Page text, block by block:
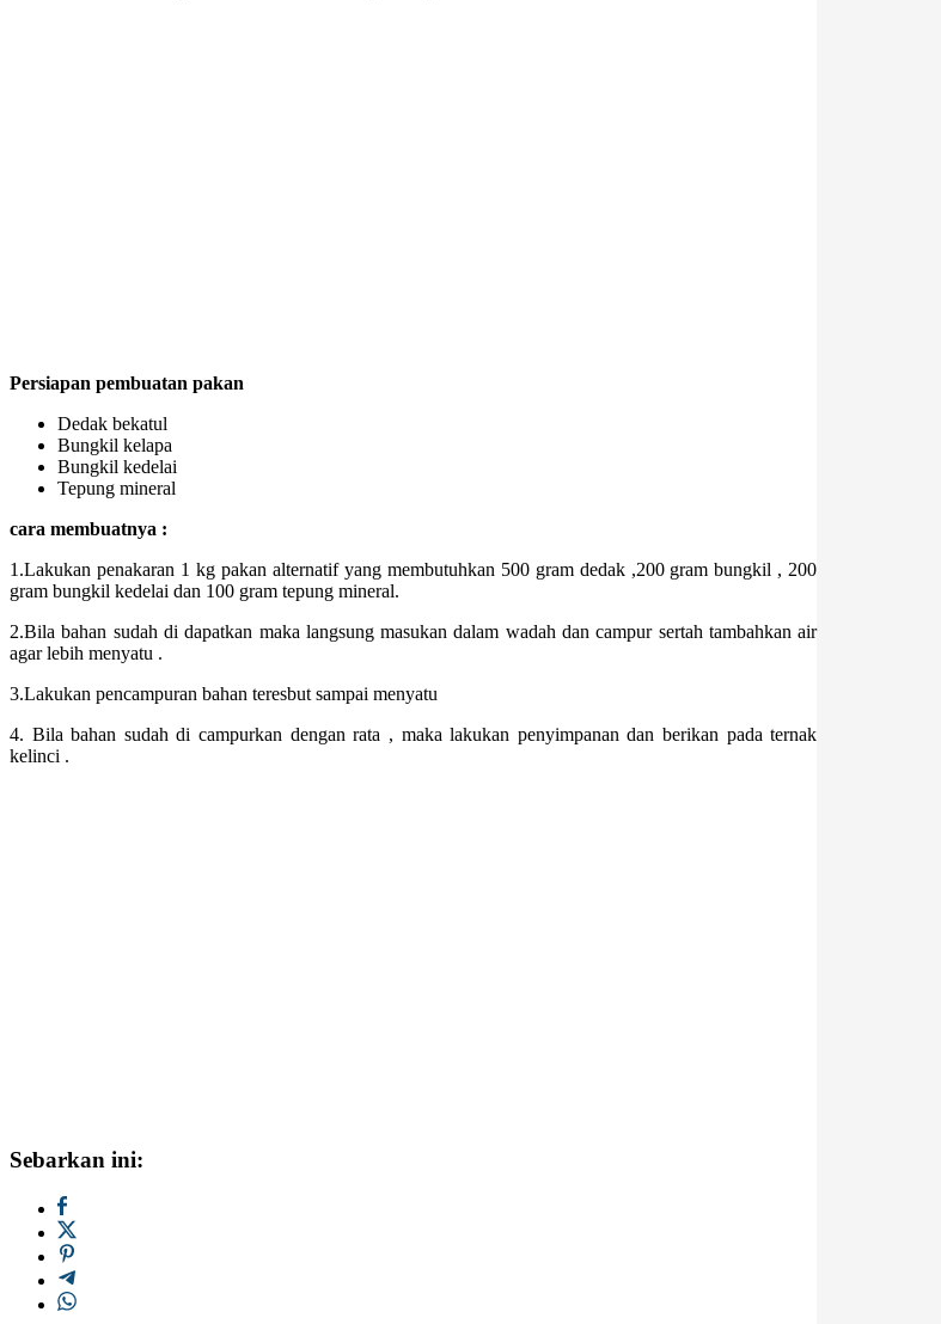
Persiapan pembuatan pakan
Dedak bekatul
Bungkil kelapa
Bungkil kedelai
Tepung mineral
cara membuatnya :
1.Lakukan penakaran 1 kg pakan alternatif yang membutuhkan 500 gram dedak ,200 gram bungkil , 200
gram bungkil kedelai dan 100 gram tepung mineral.
2.Bila bahan sudah di dapatkan maka langsung masukan dalam wadah dan campur sertah tambahkan air
agar lebih menyatu .
3.Lakukan pencampuran bahan teresbut sampai menyatu
4. Bila bahan sudah di campurkan dengan rata , maka lakukan penyimpanan dan berikan pada ternak
kelinci .
Sebarkan ini: